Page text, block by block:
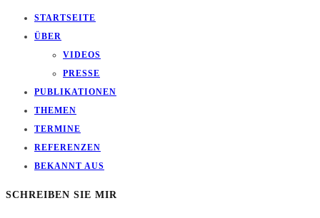
STARTSEITE
ÜBER
VIDEOS
PRESSE
PUBLIKATIONEN
THEMEN
TERMINE
REFERENZEN
BEKANNT AUS
SCHREIBEN SIE MIR